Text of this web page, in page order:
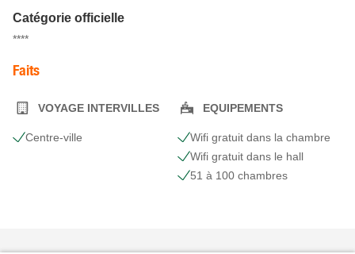
Catégorie officielle
****
Faits
VOYAGE INTERVILLES
Centre-ville
EQUIPEMENTS
Wifi gratuit dans la chambre
Wifi gratuit dans le hall
51 à 100 chambres